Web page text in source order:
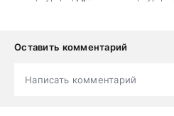
Оставить комментарий
Написать комментарий